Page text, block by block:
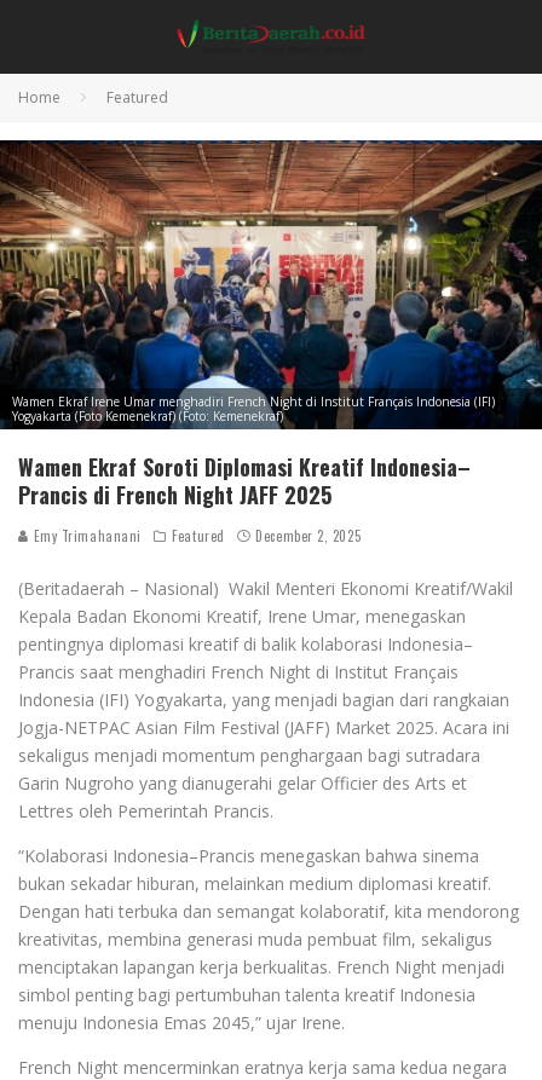
Home Featured
Wamen Ekraf Irene Umar menghadiri French Night di Institut Français Indonesia (IFI)
Yogyakarta (Foto Kemenekraf) (Foto: Kemenekraf)
Wamen Ekraf Soroti Diplomasi Kreatif Indonesia–
Prancis di French Night JAFF 2025
Emy Trimahanani Featured December 2, 2025
(Beritadaerah – Nasional) Wakil Menteri Ekonomi Kreatif/Wakil
Kepala Badan Ekonomi Kreatif, Irene Umar, menegaskan
pentingnya diplomasi kreatif di balik kolaborasi Indonesia–
Prancis saat menghadiri French Night di Institut Français
Indonesia (IFI) Yogyakarta, yang menjadi bagian dari rangkaian
Jogja-NETPAC Asian Film Festival (JAFF) Market 2025. Acara ini
sekaligus menjadi momentum penghargaan bagi sutradara
Garin Nugroho yang dianugerahi gelar Officier des Arts et
Lettres oleh Pemerintah Prancis.
“Kolaborasi Indonesia–Prancis menegaskan bahwa sinema
bukan sekadar hiburan, melainkan medium diplomasi kreatif.
Dengan hati terbuka dan semangat kolaboratif, kita mendorong
kreativitas, membina generasi muda pembuat film, sekaligus
menciptakan lapangan kerja berkualitas. French Night menjadi
simbol penting bagi pertumbuhan talenta kreatif Indonesia
menuju Indonesia Emas 2045,” ujar Irene.
French Night mencerminkan eratnya kerja sama kedua negara